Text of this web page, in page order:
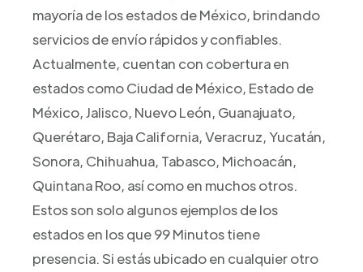
mayoría de los estados de México, brindando
servicios de envío rápidos y confiables.
Actualmente, cuentan con cobertura en
estados como Ciudad de México, Estado de
México, Jalisco, Nuevo León, Guanajuato,
Querétaro, Baja California, Veracruz, Yucatán,
Sonora, Chihuahua, Tabasco, Michoacán,
Quintana Roo, así como en muchos otros.
Estos son solo algunos ejemplos de los
estados en los que 99 Minutos tiene
presencia. Si estás ubicado en cualquier otro